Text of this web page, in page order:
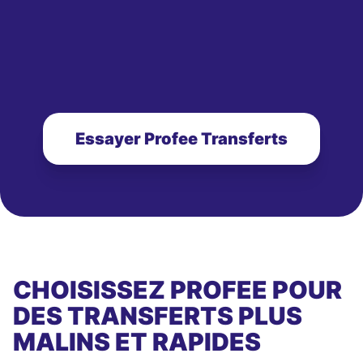
Essayer Profee Transferts
CHOISISSEZ PROFEE POUR
DES TRANSFERTS PLUS
MALINS ET RAPIDES